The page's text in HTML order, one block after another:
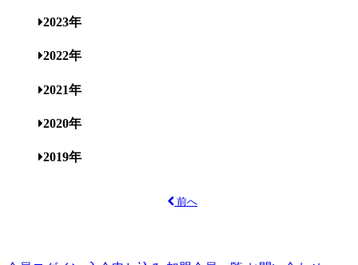
2023年
2022年
2021年
2020年
2019年
前へ